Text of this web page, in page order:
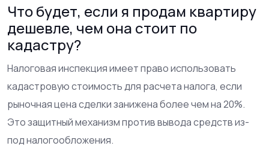
Что будет, если я продам квартиру
дешевле, чем она стоит по
кадастру?
Налоговая инспекция имеет право использовать
кадастровую стоимость для расчета налога, если
рыночная цена сделки занижена более чем на 20%.
Это защитный механизм против вывода средств из-
под налогообложения.